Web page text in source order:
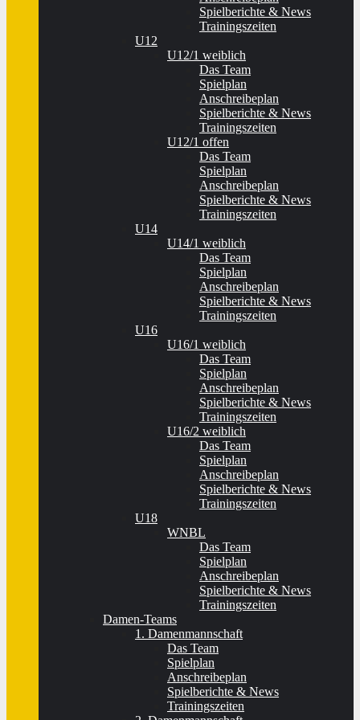
Spielberichte & News
Trainingszeiten
U12
U12/1 weiblich
Das Team
Spielplan
Anschreibeplan
Spielberichte & News
Trainingszeiten
U12/1 offen
Das Team
Spielplan
Anschreibeplan
Spielberichte & News
Trainingszeiten
U14
U14/1 weiblich
Das Team
Spielplan
Anschreibeplan
Spielberichte & News
Trainingszeiten
U16
U16/1 weiblich
Das Team
Spielplan
Anschreibeplan
Spielberichte & News
Trainingszeiten
U16/2 weiblich
Das Team
Spielplan
Anschreibeplan
Spielberichte & News
Trainingszeiten
U18
WNBL
Das Team
Spielplan
Anschreibeplan
Spielberichte & News
Trainingszeiten
Damen-Teams
1. Damenmannschaft
Das Team
Spielplan
Anschreibeplan
Spielberichte & News
Trainingszeiten